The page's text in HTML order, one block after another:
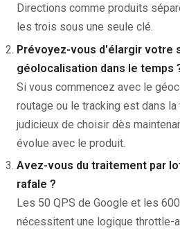
Directions comme produits
les trois sous une seule clé.
Prévoyez-vous d'élargir votre
géolocalisation dans le temps
Si vous commencez avec le
routage ou le tracking est dans
judicieux de choisir dès
évolue avec le produit.
Avez-vous du traitement par
rafale ?
Les 50 QPS de Google et les
nécessitent une logique throttle-